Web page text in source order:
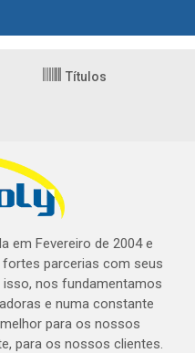
Títulos
em Fevereiro de 2004 e
parcerias com seus
isso, nos fundamentamos
e numa constante
para os nossos
para os nossos clientes.